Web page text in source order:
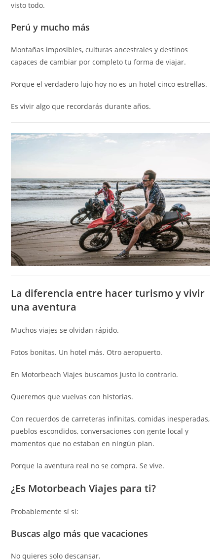
visto todo.
Perú y mucho más
Montañas imposibles, culturas ancestrales y destinos
capaces de cambiar por completo tu forma de viajar.
Porque el verdadero lujo hoy no es un hotel cinco estrellas.
Es vivir algo que recordarás durante años.
La diferencia entre hacer turismo y vivir
una aventura
Muchos viajes se olvidan rápido.
Fotos bonitas. Un hotel más. Otro aeropuerto.
En Motorbeach Viajes buscamos justo lo contrario.
Queremos que vuelvas con historias.
Con recuerdos de carreteras infinitas, comidas inesperadas,
pueblos escondidos, conversaciones con gente local y
momentos que no estaban en ningún plan.
Porque la aventura real no se compra. Se vive.
¿Es Motorbeach Viajes para ti?
Probablemente sí si:
Buscas algo más que vacaciones
No quieres solo descansar.